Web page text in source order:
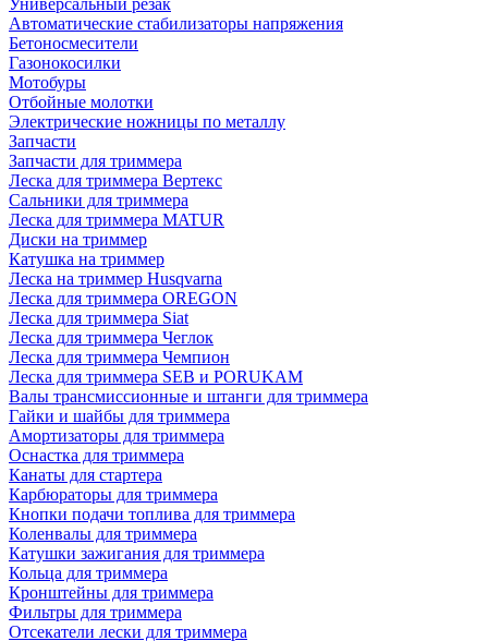
Универсальный резак
Автоматические стабилизаторы напряжения
Бетоносмесители
Газонокосилки
Мотобуры
Отбойные молотки
Электрические ножницы по металлу
Запчасти
Запчасти для триммера
Леска для триммера Вертекс
Сальники для триммера
Леска для триммера MATUR
Диски на триммер
Катушка на триммер
Леска на триммер Husqvarna
Леска для триммера OREGON
Леска для триммера Siat
Леска для триммера Чеглок
Леска для триммера Чемпион
Леска для триммера SEB и PORUKAM
Валы трансмиссионные и штанги для триммера
Гайки и шайбы для триммера
Амортизаторы для триммера
Оснастка для триммера
Канаты для стартера
Карбюраторы для триммера
Кнопки подачи топлива для триммера
Коленвалы для триммера
Катушки зажигания для триммера
Кольца для триммера
Кронштейны для триммера
Фильтры для триммера
Отсекатели лески для триммера